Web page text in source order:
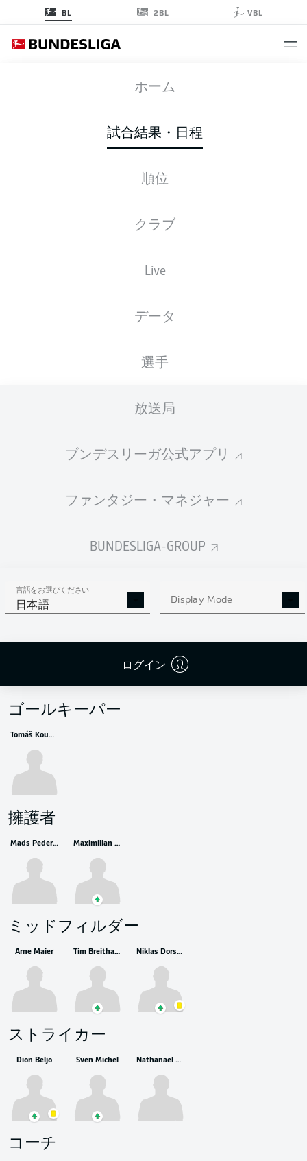
BL 2BL VBL
ホーム
試合結果・日程
順位
クラブ
Live
データ
選手
放送局
ブンデスリーガ公式アプリ
ファンタジー・マネジャー
BUNDESLIGA-GROUP
言語をお選びください
日本語 Display Mode
ログイン
FCA M05
2 1
スターティングメンバー
スターティングメンバー
Finn Dahmen
Iago Kevin Mbabu
Elvis Rexhbecaj
Arne Engels
Ermedin Demirović
ゴールキーパー
Tomáš Koubek
擁護者
Mads Pedersen Maximilian Bauer
ミッドフィルダー
Arne Maier Tim Breithaupt Niklas Dorsch
ストライカー
Dion Beljo Sven Michel Nathanael Mbuku
コーチ